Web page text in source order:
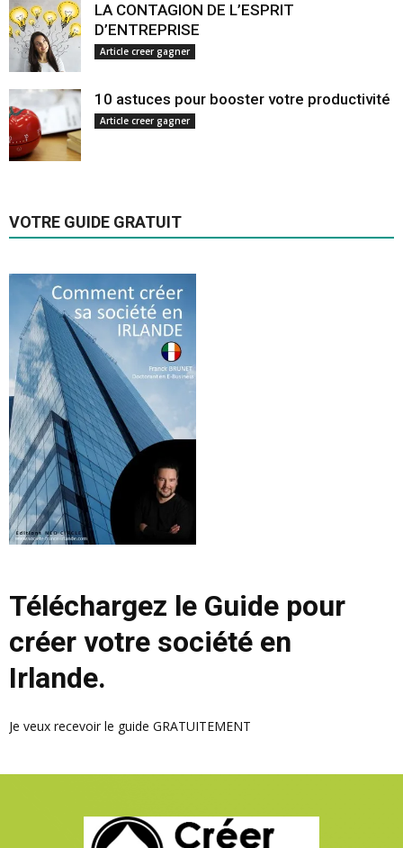
LA CONTAGION DE L’ESPRIT
D’ENTREPRISE
Article creer gagner
10 astuces pour booster votre productivité
Article creer gagner
VOTRE GUIDE GRATUIT
Téléchargez le Guide pour
créer votre société en
Irlande.
Je veux recevoir le guide GRATUITEMENT